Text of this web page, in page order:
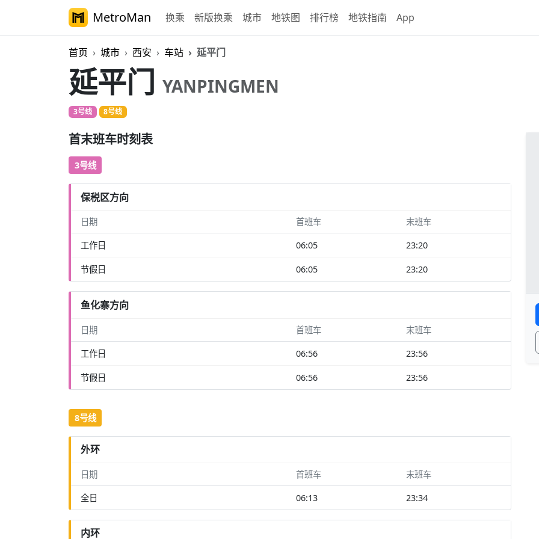
MetroMan 换乘 新版换乘 城市 地铁图 排行榜 地铁指南 App
首页 城市 西安 车站 延平门
延平门 YANPINGMEN
3号线 8号线
首末班车时刻表
3号线
保税区方向
日期 首班车 末班车
工作日 06:05 23:20
节假日 06:05 23:20
鱼化寨方向
日期 首班车 末班车
工作日 06:56 23:56
节假日 06:56 23:56
8号线
外环
日期 首班车 末班车
全日 06:13 23:34
内环